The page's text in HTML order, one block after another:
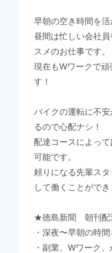
早朝の空き時間を活
昼間は忙しい会社
スメのお仕事です。
現在もWワークで
す！
バイクの運転に不
るので心配ナシ！
配達コースによっ
可能です。
頼りになる先輩ス
して働くことができ
★徳島新聞 朝刊配
・深夜〜早朝の時
・副業、Wワーク